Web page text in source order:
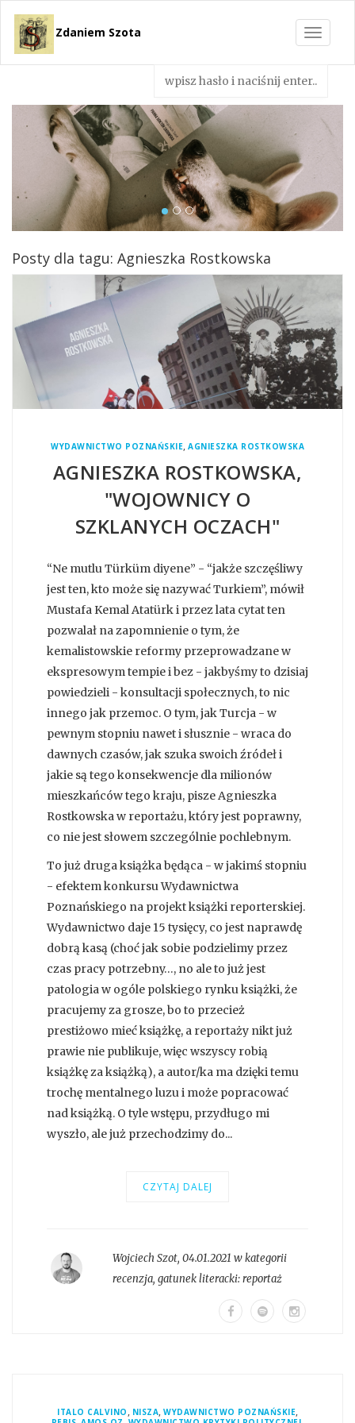
Toggle
Zdaniem Szota
Posty dla tagu: Agnieszka Rostkowska
WYDAWNICTWO POZNAŃSKIE, AGNIESZKA ROSTKOWSKA
AGNIESZKA ROSTKOWSKA,
"WOJOWNICY O
SZKLANYCH OCZACH"
“Ne mutlu Türküm diyene” - “jakże szczęśliwy
jest ten, kto może się nazywać Turkiem”, mówił
Mustafa Kemal Atatürk i przez lata cytat ten
pozwalał na zapomnienie o tym, że
kemalistowskie reformy przeprowadzane w
ekspresowym tempie i bez - jakbyśmy to dzisiaj
powiedzieli - konsultacji społecznych, to nic
innego jak przemoc. O tym, jak Turcja - w
pewnym stopniu nawet i słusznie - wraca do
dawnych czasów, jak szuka swoich źródeł i
jakie są tego konsekwencje dla milionów
mieszkańców tego kraju, pisze Agnieszka
Rostkowska w reportażu, który jest poprawny,
co nie jest słowem szczególnie pochlebnym.
To już druga książka będąca - w jakimś stopniu
- efektem konkursu Wydawnictwa
Poznańskiego na projekt książki reporterskiej.
Wydawnictwo daje 15 tysięcy, co jest naprawdę
dobrą kasą (choć jak sobie podzielimy przez
czas pracy potrzebny…, no ale to już jest
patologia w ogóle polskiego rynku książki, że
pracujemy za grosze, bo to przecież
prestiżowo mieć książkę, a reportaży nikt już
prawie nie publikuje, więc wszyscy robią
książkę za książką), a autor/ka ma dzięki temu
trochę mentalnego luzu i może popracować
nad książką. O tyle wstępu, przydługo mi
wyszło, ale już przechodzimy do...
CZYTAJ DALEJ
Wojciech Szot, 04.01.2021 w kategorii
recenzja, gatunek literacki:reportaż
ITALO CALVINO , NISZA, WYDAWNICTWO POZNAŃSKIE,